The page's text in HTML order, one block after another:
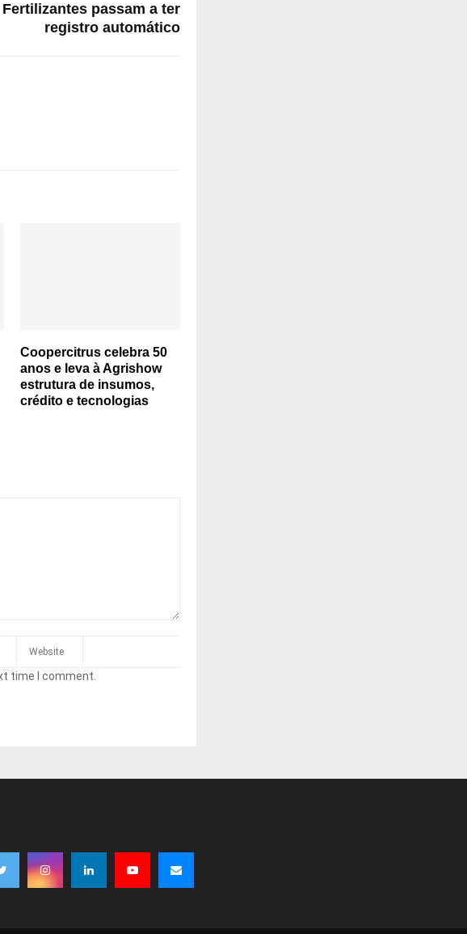
Fertilizantes passam a ter
registro automático
Coopercitrus celebra 50
anos e leva à Agrishow
estrutura de insumos,
crédito e tecnologias
time I comment.